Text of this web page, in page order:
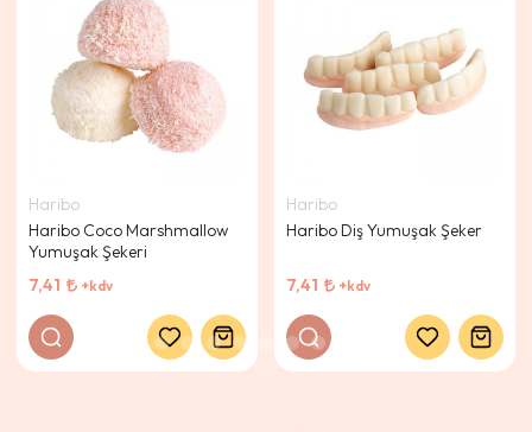
Haribo
Haribo Coco Marshmallow
Yumuşak Şekeri
7,41
+kdv
Haribo
Haribo Diş Yumuşak Şeker
7,41 +kdv